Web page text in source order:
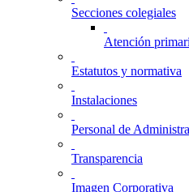
Secciones colegiales
Atención
Estatutos y normativa
Instalaciones
Personal de
Transparencia
Imagen Corporativa